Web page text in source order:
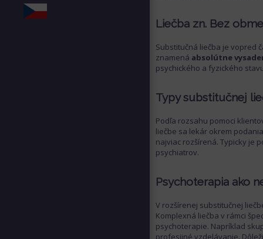
Liečba zn. Bez
Substitučná liečba je vopred
znamená absolútne
psychického a fyzického
Typy substitučnej
Podľa rozsahu pomoci
liečbe sa lekár okrem
najviac rozšírená. Typicky je
psychiatrov.
Psychoterapia ako
V rozšírenej substitučnej
Komplexná liečba v rámci
psychoterapie. Napríklad
profesijné vzdelávanie.